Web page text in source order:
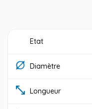
Etat
Diamètre
Longueur